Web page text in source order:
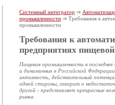
Системный интегратор ⇒
промышленности ⇒ Требования к
промышленности
Требования к
предприятиях
Пищевая промышленность в
и динамичных в Российской
активность, действительный
одной стороны, говорит о
другой - представляет прекрасные
рынка.